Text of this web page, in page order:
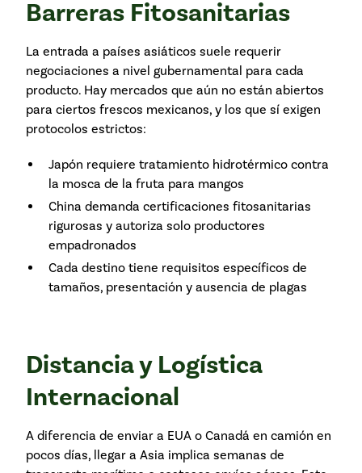
Barreras Fitosanitarias
La entrada a países asiáticos suele requerir
negociaciones a nivel gubernamental para cada
producto. Hay mercados que aún no están abiertos
para ciertos frescos mexicanos, y los que sí exigen
protocolos estrictos:
Japón requiere tratamiento hidrotérmico contra
la mosca de la fruta para mangos
China demanda certificaciones fitosanitarias
rigurosas y autoriza solo productores
empadronados
Cada destino tiene requisitos específicos de
tamaños, presentación y ausencia de plagas
Distancia y Logística
Internacional
A diferencia de enviar a EUA o Canadá en camión en
pocos días, llegar a Asia implica semanas de